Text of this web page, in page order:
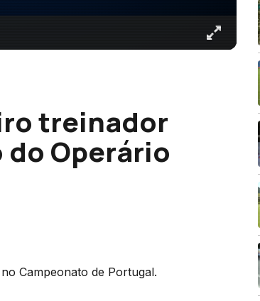
treinador
Operário
Campeonato de Portugal.